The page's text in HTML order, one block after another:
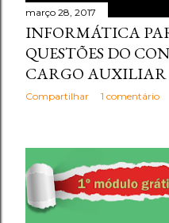
março 28, 2017
INFORMÁTICA
QUESTÕES DO
CARGO
Compartilhar 1 comentário